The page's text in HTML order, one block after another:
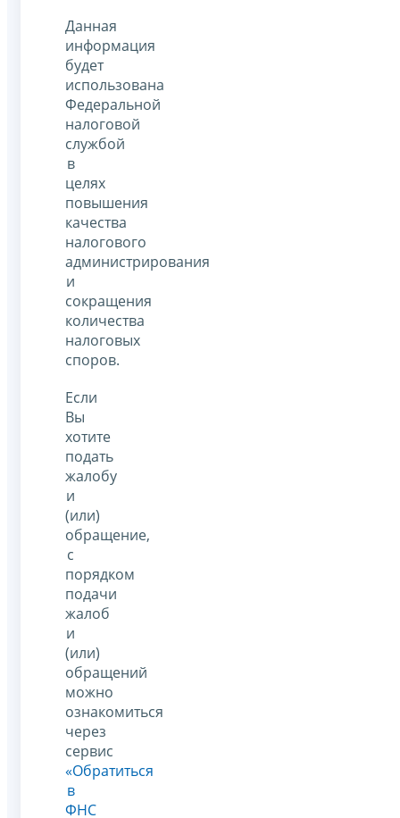
Данная
информация
будет
использована
Федеральной
налоговой
службой
в
целях
повышения
качества
налогового
администрирования
и
сокращения
количества
налоговых
споров.
Если
Вы
хотите
подать
жалобу
и
(или)
обращение,
с
порядком
подачи
жалоб
и
(или)
обращений
можно
ознакомиться
через
сервис
«Обратиться
в
ФНС